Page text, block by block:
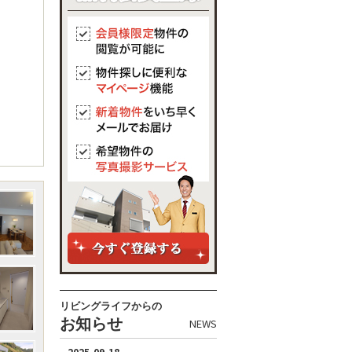
リビングライフからの
お知らせ NEWS